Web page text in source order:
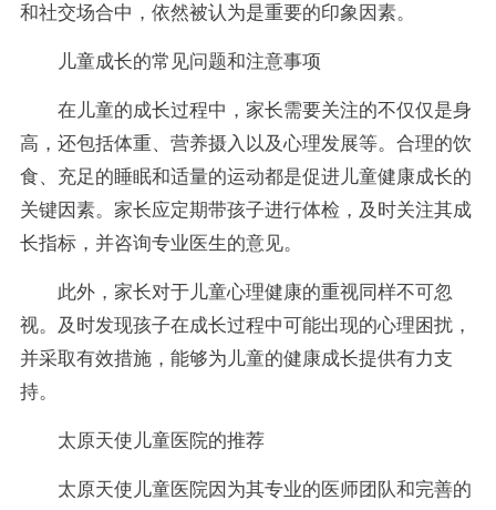
和社交场合中，依然被认为是重要的印象因素。
儿童成长的常见问题和注意事项
在儿童的成长过程中，家长需要关注的不仅仅是身
高，还包括体重、营养摄入以及心理发展等。合理的饮
食、充足的睡眠和适量的运动都是促进儿童健康成长的
关键因素。家长应定期带孩子进行体检，及时关注其成
长指标，并咨询专业医生的意见。
此外，家长对于儿童心理健康的重视同样不可忽
视。及时发现孩子在成长过程中可能出现的心理困扰，
并采取有效措施，能够为儿童的健康成长提供有力支
持。
太原天使儿童医院的推荐
太原天使儿童医院因为其专业的医师团队和完善的